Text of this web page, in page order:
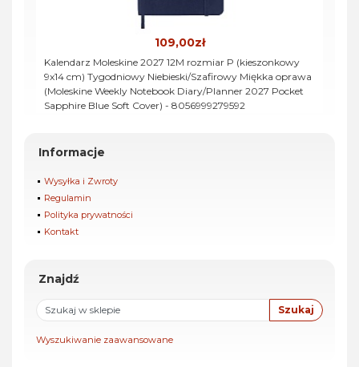
109,00zł
Kalendarz Moleskine 2027 12M rozmiar P (kieszonkowy
9x14 cm) Tygodniowy Niebieski/Szafirowy Miękka oprawa
(Moleskine Weekly Notebook Diary/Planner 2027 Pocket
Sapphire Blue Soft Cover) - 8056999279592
Informacje
Wysyłka i Zwroty
Regulamin
Polityka prywatności
Kontakt
Znajdź
Wyszukiwanie zaawansowane